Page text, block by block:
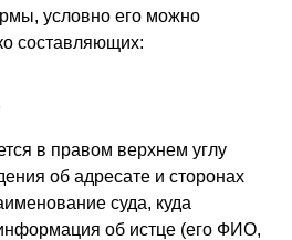
условно его можно
составляющих:
в правом верхнем углу
об адресате и сторонах
суда, куда
об истце (его ФИО,